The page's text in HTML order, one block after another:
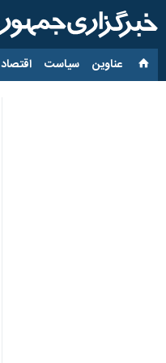
عناوین‌ سیاست اقتصاد